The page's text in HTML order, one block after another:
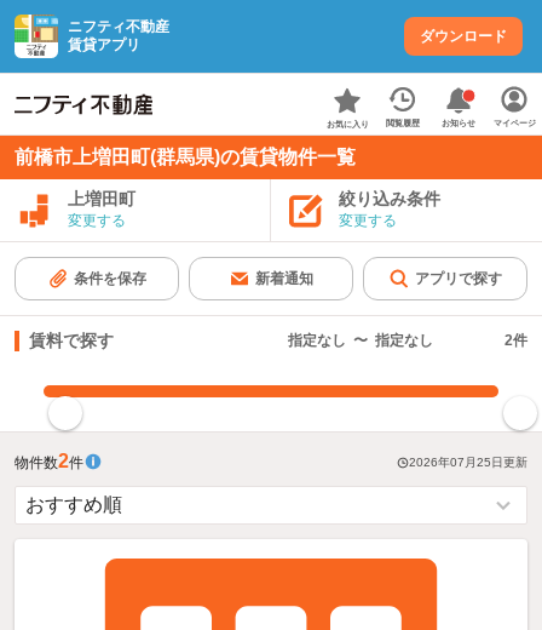
ニフティ不動産
賃貸アプリ
ダウンロード
お気に入り 閲覧履歴 お知らせ マイページ
前橋市上増田町(群馬県)の賃貸物件一覧
上増田町
変更する
絞り込み条件
変更する
条件を保存 新着通知 アプリで探す
賃料で探す 指定なし 〜 指定なし 2件
物件数2件 2026年07月25日更新